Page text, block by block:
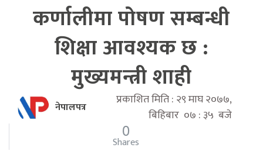
कर्णालीमा पोषण सम्बन्धी
शिक्षा आवश्यक छ :
मुख्यमन्त्री शाही
नेपालपत्र
प्रकाशित मिति : २९ माघ २०७७,
बिहिबार ०७ : ३५ बजे
0
Shares